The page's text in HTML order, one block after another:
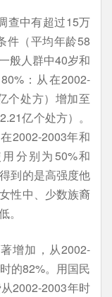
查中有超过15万
件（平均年龄58
般人群中40岁和
：从在2002-
个处方）增加至
亿个处方）。
2002-2003年和
分别为50%和
到的是高强度他
性中、少数族裔
增加，从2002-
的82%。用国民
2002-2003年时